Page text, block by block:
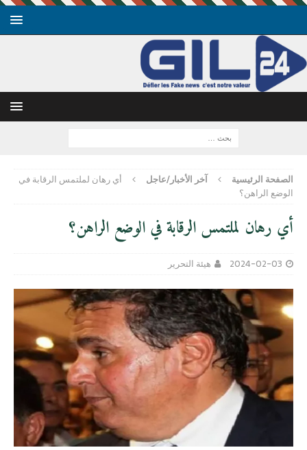
الصفحة الرئيسية آخر الأخبار/عاجل
أي رهان لملتمس الرقابة في
الوضع الراهن؟
أي رهان لملتمس الرقابة في الوضع الراهن؟
2024-02-03 هيئة التحرير